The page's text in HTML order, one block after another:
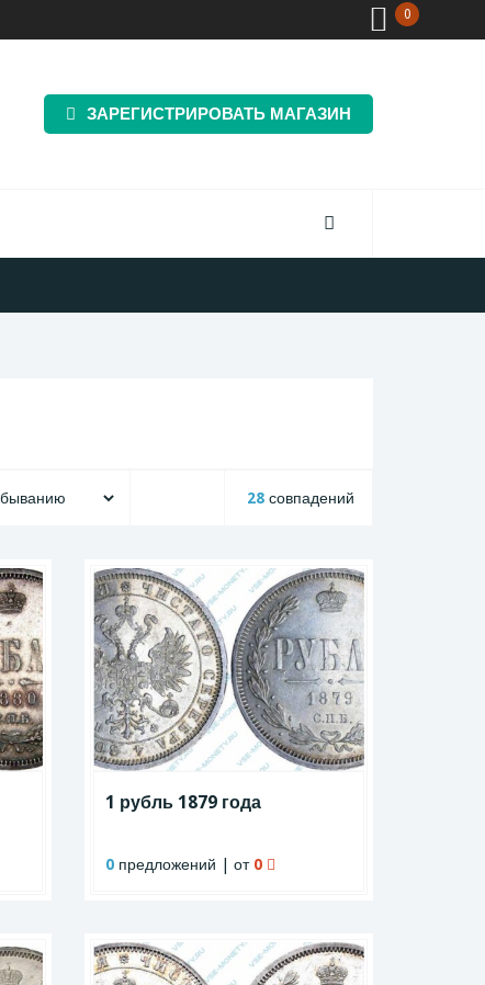
ЗАРЕГИСТРИРОВАТЬ МАГАЗИН
28 совпадений
1 рубль 1879 года
0 предложений | от 0
0